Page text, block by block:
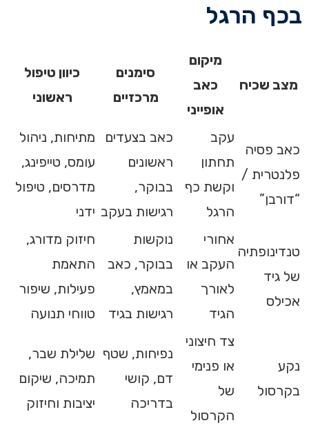
בכף הרגל
מצב שכיח
מיקום
כאב
אופייני
סימנים
מרכזיים
כיוון טיפול
ראשוני
כאב פסיה
פלנטרית /
“דורבן”
עקב
תחתון
וקשת כף
הרגל
כאב בצעדים
ראשונים
בבוקר,
רגישות בעקב
מתיחות, ניהול
עומס, טייפינג,
מדרסים, טיפול
ידני
טנדינופתיה
של גיד
אכילס
אחורי
העקב או
לאורך
הגיד
נוקשות
בבוקר, כאב
במאמץ,
רגישות בגיד
חיזוק מדורג,
התאמת
פעילות, שיפור
טווחי תנועה
נקע
בקרסול
צד חיצוני
או פנימי
של
הקרסול
נפיחות, שטף
דם, קושי
בדריכה
שלילת שבר,
תמיכה, שיקום
יציבות וחיזוק